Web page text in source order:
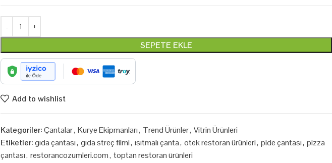
SEPETE EKLE
Add to wishlist
Kategoriler:Çantalar, Kurye Ekipmanları, Trend Ürünler, Vitrin Ürünleri
Etiketler:gıda çantası, gıda streç filmi, ısıtmalı çanta, otek restoran ürünleri, pide çantası, pizza
çantası, restorancozumleri.com, toptan restoran ürünleri